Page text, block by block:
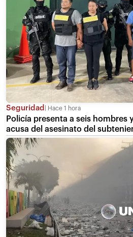
Seguridad Hace 1 hora
Policía presenta a seis hombres
acusa del asesinato del